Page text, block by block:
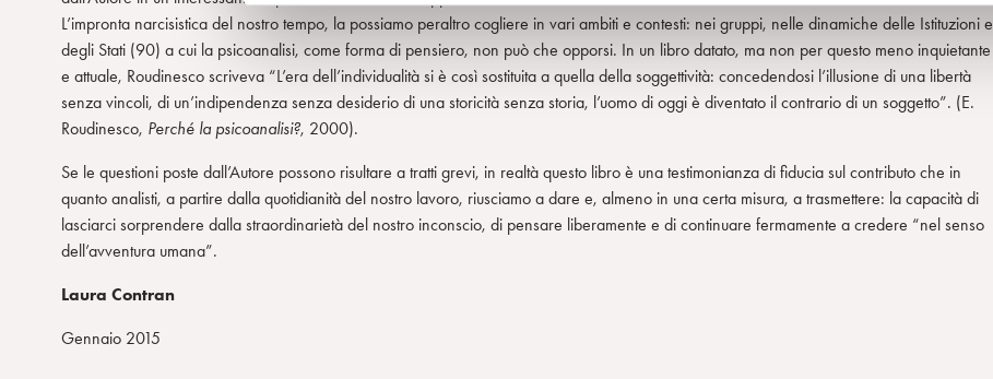
e
d
e
l
c
o
s
L’impronta narcisistica del nostro tempo, la possiamo peraltro cogliere in vari ambiti e contesti: nei gruppi, nelle dinamiche delle Istituzioni e
degli Stati (90) a cui la psicoanalisi, come forma di pensiero, non può che opporsi. In un libro datato, ma non per questo meno inquietante
e attuale, Roudinesco scriveva “L’era dell’individualità si è così sostituita a quella della soggettività: concedendosi l’illusione di una libertà
senza vincoli, di un’indipendenza senza desiderio di una storicità senza storia, l’uomo di oggi è diventato il contrario di un soggetto”. (E.
Roudinesco, Perché la psicoanalisi?, 2000).
Se le questioni poste dall’Autore possono risultare a tratti grevi, in realtà questo libro è una testimonianza di fiducia sul contributo che in
quanto analisti, a partire dalla quotidianità del nostro lavoro, riusciamo a dare e, almeno in una certa misura, a trasmettere: la capacità di
lasciarci sorprendere dalla straordinarietà del nostro inconscio, di pensare liberamente e di continuare fermamente a credere “nel senso
dell’avventura umana”.
Laura Contran
Gennaio 2015